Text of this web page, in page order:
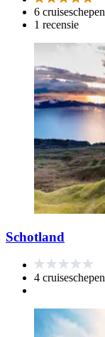
6 cruiseschepen
1 recensie
Schotland
4 cruiseschepen